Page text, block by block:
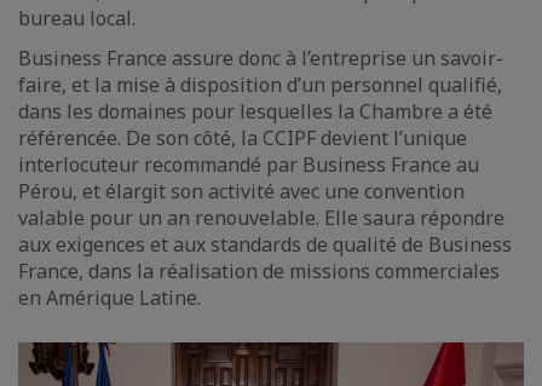
bureau local.
Business France assure donc à l’entreprise un savoir-
faire, et la mise à disposition d’un personnel qualifié,
dans les domaines pour lesquelles la Chambre a été
référencée. De son côté, la CCIPF devient l’unique
interlocuteur recommandé par Business France au
Pérou, et élargit son activité avec une convention
valable pour un an renouvelable. Elle saura répondre
aux exigences et aux standards de qualité de Business
France, dans la réalisation de missions commerciales
en Amérique Latine.